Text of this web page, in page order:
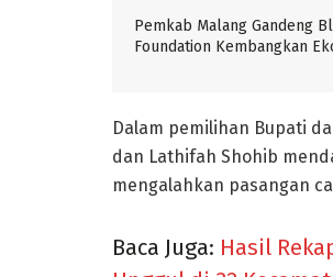
Pemkab Malang Gandeng
Foundation Kembangkan
Dalam pemilihan Bupati
dan Lathifah Shohib
mengalahkan pasangan
Baca Juga: Hasil